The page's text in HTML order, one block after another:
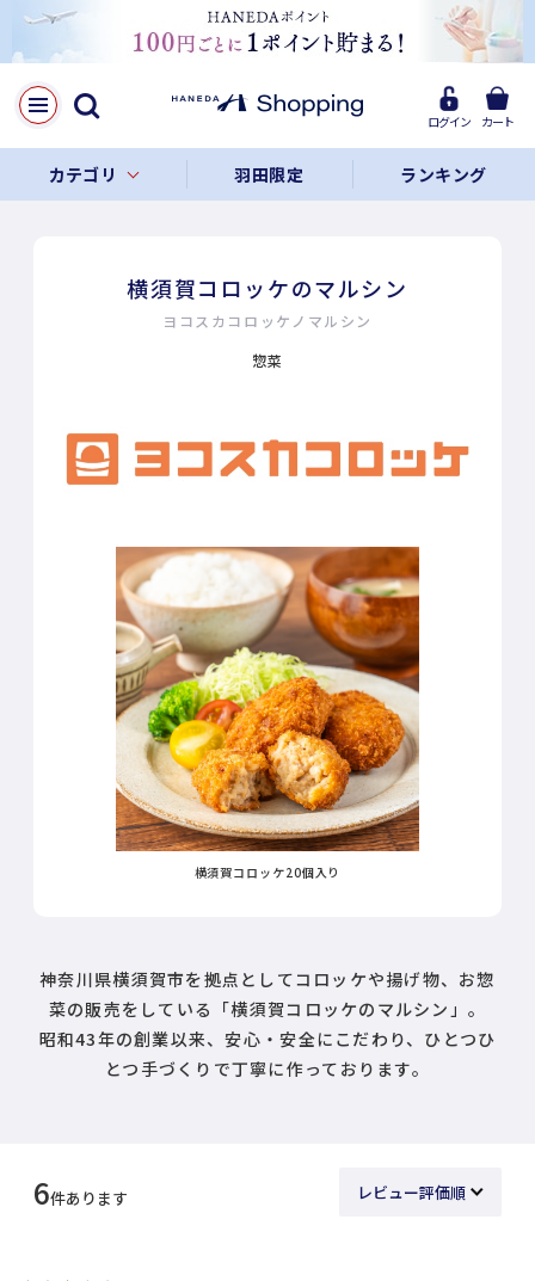
ログイン カート
カテゴリ 羽田限定 ランキング
横須賀コロッケ20個入り
横須賀コロッケのマルシン
ヨコスカコロッケノマルシン
惣菜
神奈川県横須賀市を拠点としてコロッケや揚げ物、お惣
菜の販売をしている「横須賀コロッケのマルシン」。
昭和43年の創業以来、安心・安全にこだわり、ひとつひ
とつ手づくりで丁寧に作っております。
6件あります